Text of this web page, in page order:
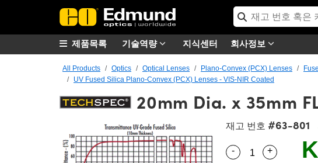
기술역량 지식센터 회사정보
제품목록
All Products Optics Optical Lenses Plano-Convex (PCX) Lenses
UV Fused Silica Plano-Convex (PCX) Lenses - VIS-NIR Coated
20mm Dia. x 35mm
재고 번호 #63-801
Quantity Selector
- Use the plus
+